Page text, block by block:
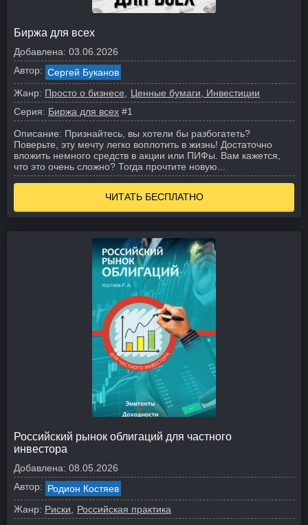
Биржа для всех
Добавлена: 03.06.2026
Автор: Сергей Буканов
Жанр: Просто о бизнесе
Ценные бумаги, Инвестиции
Серия: Биржа для всех #1
Описание: Признайтесь, вы хотели бы разбогатеть?
Поверьте, эту мечту легко воплотить в жизнь! Достаточно
вложить немного средств в акции или ПИФы. Вам кажется,
что это очень сложно? Тогда прочтите новую...
ЧИТАТЬ БЕСПЛАТНО
Российский рынок облигаций для частного
инвестора
Добавлена: 08.05.2026
Автор: Родион Костяев
Жанр: Риски
Российская практика